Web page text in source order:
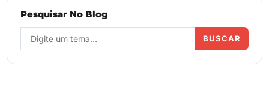
Pesquisar No Blog
BUSCAR